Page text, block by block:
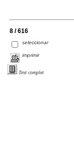
8 / 616
seleccionar
imprimir
Text complet